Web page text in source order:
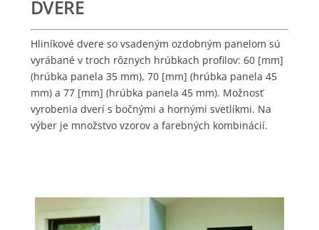
DVERE
Hliníkové dvere so vsadeným ozdobným panelom sú
vyrábané v troch rôznych hrúbkach profilov: 60 [mm]
(hrúbka panela 35 mm), 70 [mm] (hrúbka panela 45
mm) a 77 [mm] (hrúbka panela 45 mm). Možnosť
vyrobenia dverí s bočnými a hornými svetlíkmi. Na
výber je množstvo vzorov a farebných kombinácií.